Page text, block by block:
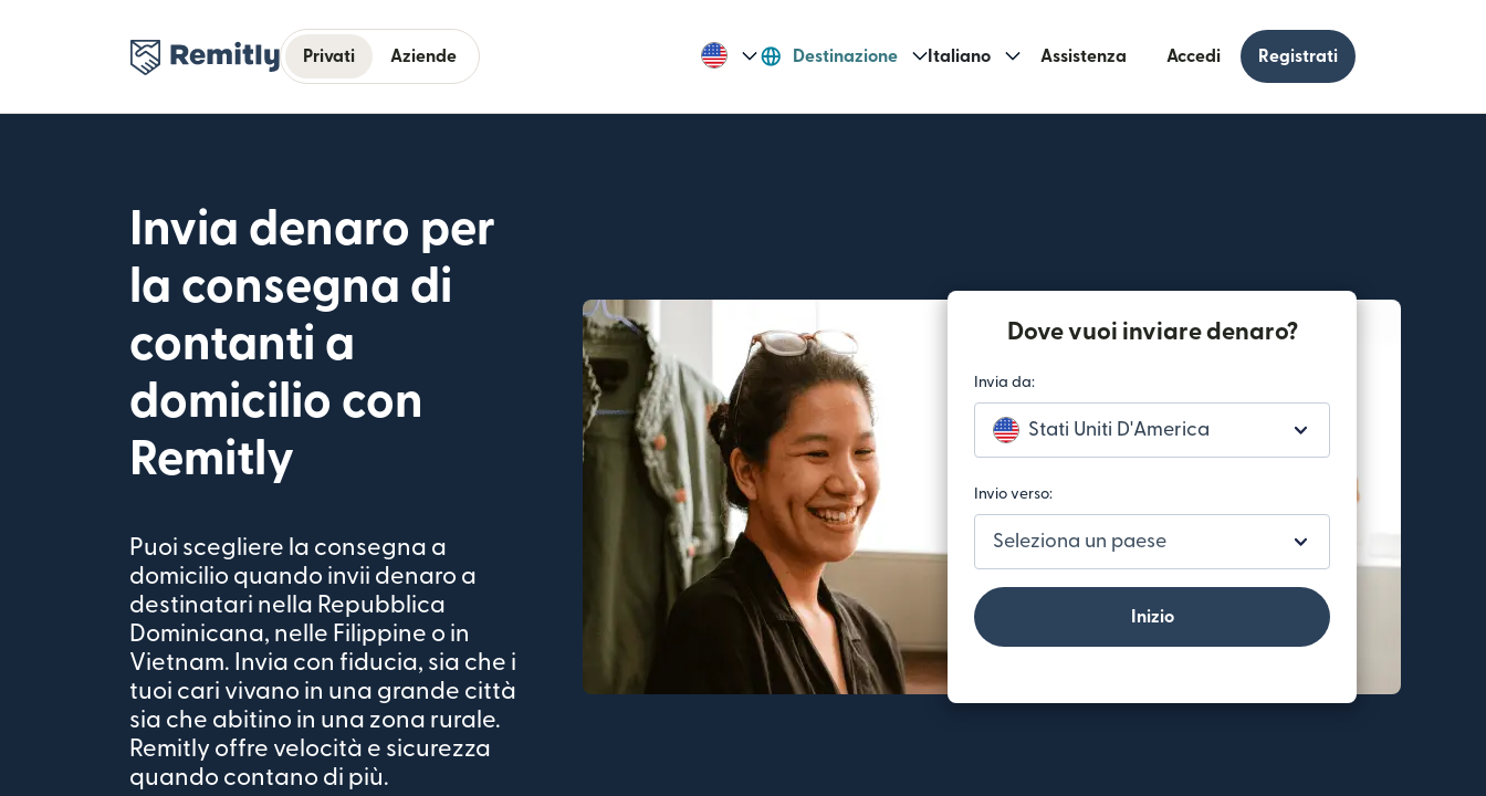
Privati Aziende Destinazione Italiano Assistenza Accedi Registrati
Invia denaro per
la consegna di
contanti a
domicilio con
Remitly
Puoi scegliere la consegna a
domicilio quando invii denaro a
destinatari nella Repubblica
Dominicana, nelle Filippine o in
Vietnam. Invia con fiducia, sia che i
tuoi cari vivano in una grande città
sia che abitino in una zona rurale.
Remitly offre velocità e sicurezza
quando contano di più.
Dove vuoi inviare denaro?
Invia da:
Stati Uniti D'America
Invio verso:
Seleziona un paese
Inizio